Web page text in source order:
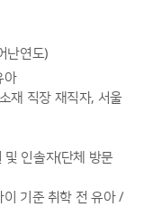
난연도)
아
재 직장 재직자, 서울
인솔자(단체 방문
기준 취학 전 유아 /